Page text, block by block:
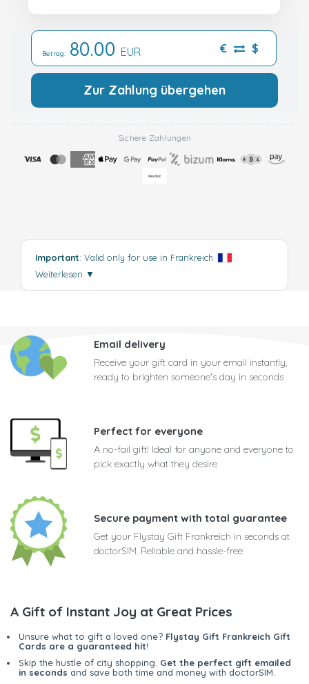
Betrag: 80.00 EUR € $
Zur Zahlung übergehen
Sichere Zahlungen
Important: Valid only for use in Frankreich
Weiterlesen ▼
Email delivery
Receive your gift card in your email instantly,
ready to brighten someone's day in seconds
Perfect for everyone
A no-fail gift! Ideal for anyone and everyone to
pick exactly what they desire
Secure payment with total guarantee
Get your Flystay Gift Frankreich in seconds at
doctorSIM. Reliable and hassle-free
A Gift of Instant Joy at Great Prices
Unsure what to gift a loved one? Flystay Gift Frankreich Gift
Cards are a guaranteed hit!
Skip the hustle of city shopping. Get the perfect gift emailed
in seconds and save both time and money with doctorSIM.